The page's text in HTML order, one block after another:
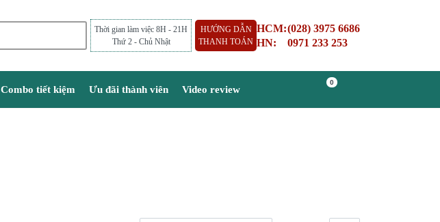
Thời gian làm việc 8H - 21H
Thứ 2 - Chủ Nhật
HƯỚNG DẪN
THANH TOÁN
HCM:(028) 3975 6686
HN:
0971 233 253
Combo tiết kiệm Ưu đãi thành viên Video review
0